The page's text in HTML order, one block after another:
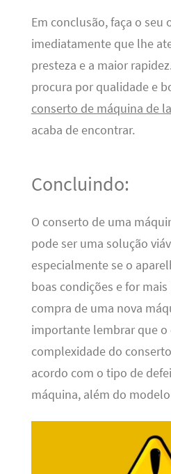
Em conclusão, faça o seu
imediatamente que lhe
presteza e a maior
procura por qualidade e
conserto de máquina de
acaba de encontrar.
Concluindo:
O conserto de uma
pode ser uma solução
especialmente se o
boas condições e for
compra de uma nova
importante lembrar que o
complexidade do
acordo com o tipo de
máquina, além do